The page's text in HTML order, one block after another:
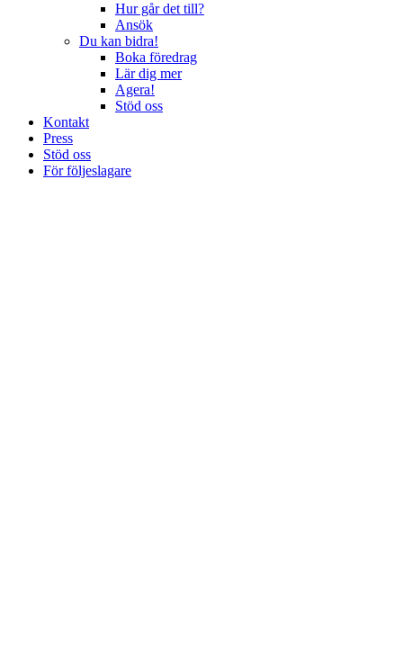
Hur går det till?
Ansök
Du kan bidra!
Boka föredrag
Lär dig mer
Agera!
Stöd oss
Kontakt
Press
Stöd oss
För följeslagare